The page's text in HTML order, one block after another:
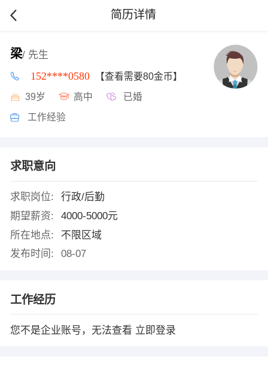
简历详情
梁/ 先生
152****0580 【查看需要80金币】
39岁 高中 已婚
工作经验
求职意向
求职岗位:
行政/后勤
期望薪资:
4000-5000元
所在地点:
不限区域
发布时间:
08-07
工作经历
您不是企业账号，无法查看 立即登录